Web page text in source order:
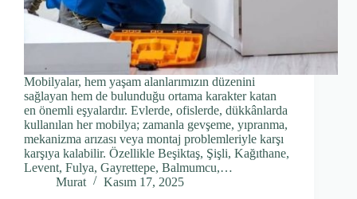
Mobilyalar, hem yaşam alanlarımızın düzenini
sağlayan hem de bulunduğu ortama karakter katan
en önemli eşyalardır. Evlerde, ofislerde, dükkânlarda
kullanılan her mobilya; zamanla gevşeme, yıpranma,
mekanizma arızası veya montaj problemleriyle karşı
karşıya kalabilir. Özellikle Beşiktaş, Şişli, Kağıthane,
Levent, Fulya, Gayrettepe, Balmumcu,…
Murat
Kasım 17, 2025